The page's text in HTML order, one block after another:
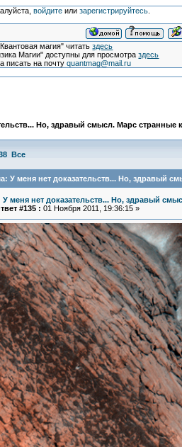
войдитеили зарегистрируйтесь.
магия" читатьздесь
Магии" доступны для просмотраздесь
писать на почтуquantmag@mail.ru
Но, здравый смысл. Марс странные
Все
У меня нет доказательств... Но, здравый
У меня нет доказательств... Но, здравый
#135 : 01 Ноября 2011, 19:36:15 »